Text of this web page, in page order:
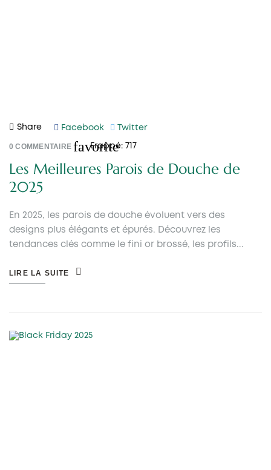
Share Facebook Twitter
0COMMENTAIRE favorite
Frappé: 717
Les Meilleures Parois de Douche de
2025
En 2025, les parois de douche évoluent vers des
designs plus élégants et épurés. Découvrez les
tendances clés comme le fini or brossé, les profils...
LIRE LA SUITE